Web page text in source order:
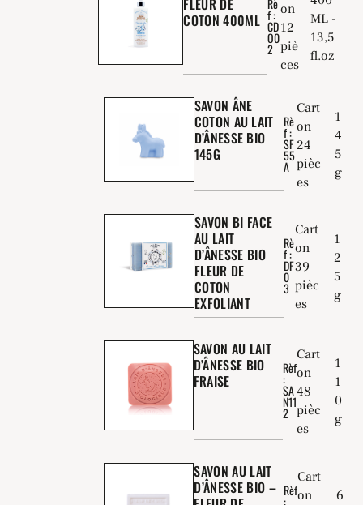
COTON 400ML
Rè
f :
CD
O0
2
on
12
piè
ces
ML -
13,5
fl.oz
SAVON ÂNE
COTON AU LAIT
D’ÂNESSE BIO
145G
Rè
f :
SF
55
A
Cart
on
24
pièc
es
1
4
5
g
SAVON BI FACE
AU LAIT
D’ÂNESSE BIO
FLEUR DE
COTON
EXFOLIANT
Rè
f :
DF
0
3
Cart
on
39
pièc
es
1
2
5
g
SAVON AU LAIT
D’ÂNESSE BIO
FRAISE
Rèf
:
SA
N11
2
Cart
on
48
pièc
es
1
1
0
g
SAVON AU LAIT
D’ÂNESSE BIO – Rèf
:
Cart
on
6